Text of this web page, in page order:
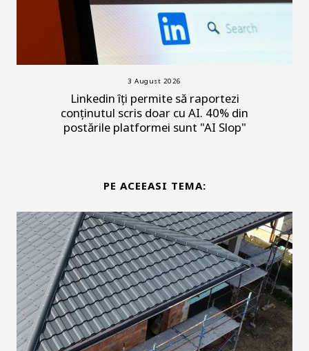
3 August 2026
Linkedin îți permite să raportezi
conținutul scris doar cu AI. 40% din
postările platformei sunt "AI Slop"
PE ACEEASI TEMA: